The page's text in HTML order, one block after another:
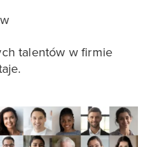
talentów w firmie